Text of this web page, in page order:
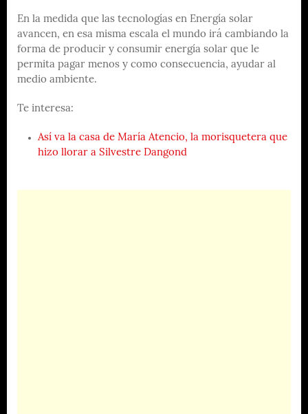
En la medida que las tecnologías en Energía solar
avancen, en esa misma escala el mundo irá cambiando la
forma de producir y consumir energía solar que le
permita pagar menos y como consecuencia, ayudar al
medio ambiente.
Te interesa:
Así va la casa de María Atencio, la morisquetera que
hizo llorar a Silvestre Dangond